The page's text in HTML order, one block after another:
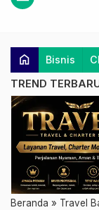
home Bisnis
TREND
Beranda » Travel